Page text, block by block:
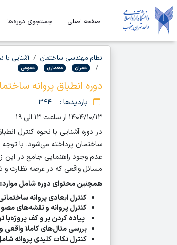
صفحه اصلی جستجوی دوره‌ها
نظام مهندسی ساختمان آشنایی با
عمران معماری عمومی
دوره انطباق پروانه
بازدیدها : ۳۴۴
۱۴۰۴/۱۰/۱۳ از ساعت ۱۳ الی ۱۹
در دوره آشنایی با نحوه کنترل
ساختمان پرداخته می‌شود. با
عدم وجود راهنمایی جامع در این
مسائل واقعی که در عرصه نظارت
همچنین محتوای دوره شامل موارد:
کنترل ابعادی پروانه
کنترل پروانه و نقشه‌های
پیاده کردن بر و کف
بررسی مثال‌های کاملا واقعی
کنترل نکات کلیدی پروانه